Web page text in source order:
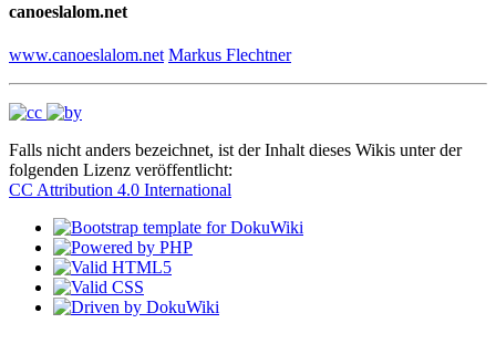
canoeslalom.net
www.canoeslalom.net Markus Flechtner
Falls nicht anders bezeichnet, ist der Inhalt dieses Wikis unter der
folgenden Lizenz veröffentlicht:
CC Attribution 4.0 International